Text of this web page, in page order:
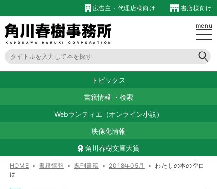
広告主・代理店様向け 書店様向け
menu
トピックス
書籍情報 ・ 検索
Webランティエ（オンライン小説）
映像化情報
角川春樹文庫大賞
HOME ＞書籍情報 ＞ 既刊書籍 ＞ 2018年05月
＞ わたしの本の空白
は